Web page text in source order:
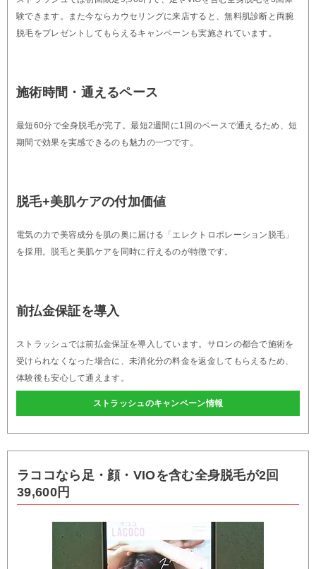
験できます。また今ならカウセリングに来店すると、無料肌診断と両腕
脱毛をプレゼントしてもらえるキャンペーンも実施されています。
施術時間・通えるペース
最短60分で全身脱毛が完了。最短2週間に1回のペースで通えるため、短
期間で効果を実感できるのも魅力の一つです。
脱毛+美肌ケアの付加価値
電気の力で美容成分を肌の奥に届ける「エレクトロポレーション脱毛」
を採用。脱毛と美肌ケアを同時に行えるのが特徴です。
前払金保証を導入
ストラッシュでは前払金保証を導入しています。サロンの都合で施術を
受けられなくなった場合に、未消化分の料金を返金してもらえるため、
体験後も安心して通えます。
ストラッシュのキャンペーン情報
ラココなら足・顔・VIOを含む全身脱毛が2回
39,600円